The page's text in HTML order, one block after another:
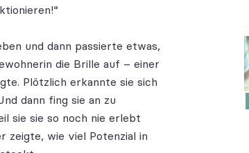
und dann passierte etwas,
die Brille auf – einer
Plötzlich erkannte sie sich
dann fing sie an zu
sie sie so noch nie erlebt
zeigte, wie viel Potenzial in